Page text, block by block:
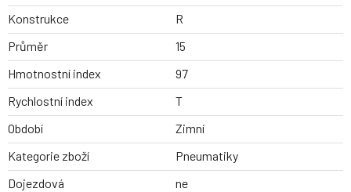
Konstrukce
R
Průměr
15
Hmotnostní index
97
Rychlostní index
T
Období
Zimní
Kategorie zboží
Pneumatiky
Dojezdová
ne